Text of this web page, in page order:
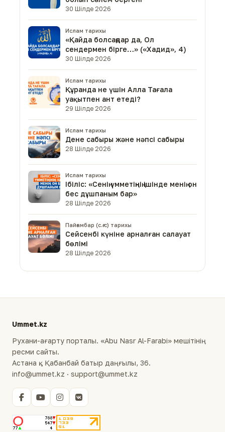
30 Шілде 2026
Ислам тарихы
«Қайда болсаңдар да, Ол
сендермен бірге…» («Хадид», 4)
30 Шілде 2026
Ислам тарихы
Құранда не үшін Алла Тағала
уақытпен ант етеді?
29 Шілде 2026
Ислам тарихы
Дене сабыры және нәпсі сабыры
28 Шілде 2026
Ислам тарихы
Ібіліс: «Сенің үмметіңнің ішінде менің он
бес дұшпаным бар»
28 Шілде 2026
Пайғамбар (с.ғ.с) тарихы
Сейсенбі күніне арналған салауат
бөлімі
28 Шілде 2026
Ummet.kz
Рухани-ағарту порталы. «Abu Nasr Al-Farabi» мешітінің
ресми сайты.
Астана қ., Қабанбай батыр даңғылы, 36.
info@ummet.kz · support@ummet.kz